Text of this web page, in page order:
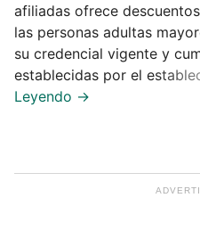
afiliadas ofrece
las personas adultas
su credencial vigente y
establecidas por el